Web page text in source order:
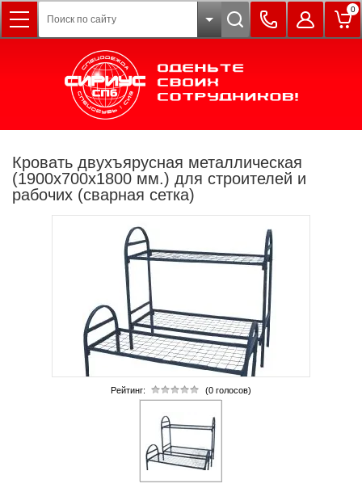
0
Кровать двухъярусная металлическая
(1900х700х1800 мм.) для строителей и
рабочих (сварная сетка)
Рейтинг: (0 голосов)